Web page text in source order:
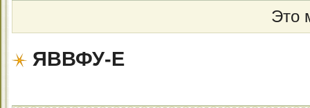
Это
ЯВВФУ-Е